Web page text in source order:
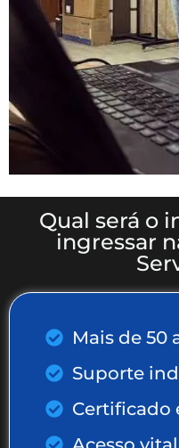
Qual será o
ingressar
Mais de 50
Suporte
Certificado